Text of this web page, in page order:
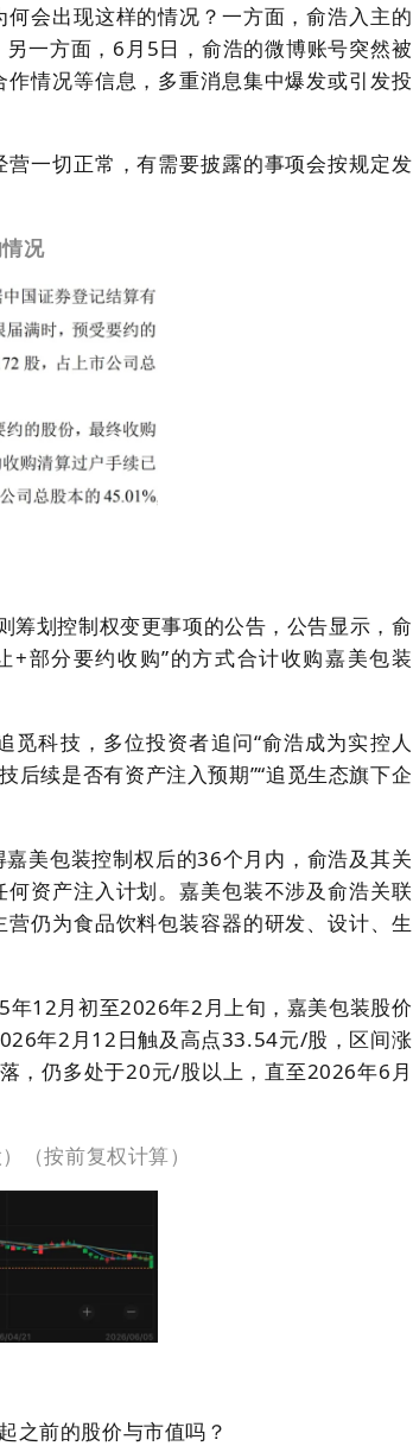
会出现这样的情况？一方面，俞浩入主的
一方面，6月5日，俞浩的微博账号突然被
情况等信息，多重消息集中爆发或引发投
一切正常，有需要披露的事项会按规定发
况
划控制权变更事项的公告，公告显示，俞
部分要约收购”的方式合计收购嘉美包装
科技，多位投资者追问“俞浩成为实控人
后续是否有资产注入预期”“追觅生态旗下企
美包装控制权后的36个月内，俞浩及其关
资产注入计划。嘉美包装不涉及俞浩关联
仍为食品饮料包装容器的研发、设计、生
12月初至2026年2月上旬，嘉美包装股价
年2月12日触及高点33.54元/股，区间涨
，仍多处于20元/股以上，直至2026年6月
（按前复权计算）
之前的股价与市值吗？